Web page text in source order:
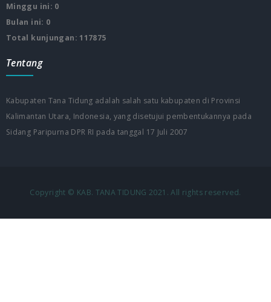
Minggu ini: 0
Bulan ini: 0
Total kunjungan: 117875
Tentang
Kabupaten Tana Tidung adalah salah satu kabupaten di Provinsi
Kalimantan Utara, Indonesia, yang disetujui pembentukannya pada
Sidang Paripurna DPR RI pada tanggal 17 Juli 2007
Copyright © KAB. TANA TIDUNG 2021. All rights reserved.